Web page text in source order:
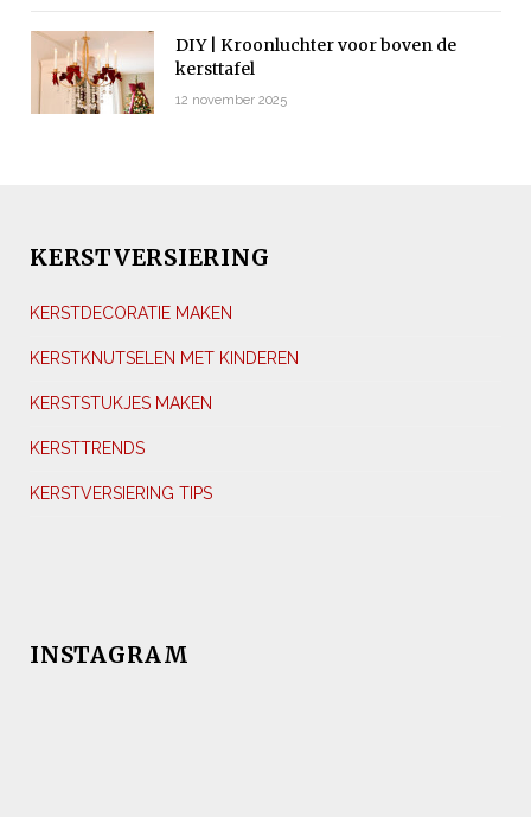
DIY | Kroonluchter voor boven de
kersttafel
12 november 2025
KERSTVERSIERING
KERSTDECORATIE MAKEN
KERSTKNUTSELEN MET KINDEREN
KERSTSTUKJES MAKEN
KERSTTRENDS
KERSTVERSIERING TIPS
INSTAGRAM